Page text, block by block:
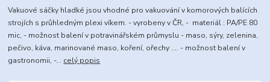
Vakuové sáčky hladké jsou vhodné pro vakuování v komorových balících
strojích s průhledným plexi víkem. - vyrobeny v ČR, - materiál : PA/PE 80
mic, - možnost balení v potravinářském průmyslu - maso, sýry, zelenina,
pečivo, káva, marinované maso, koření, ořechy .... - možnost balení v
gastronomii, -... celý popis